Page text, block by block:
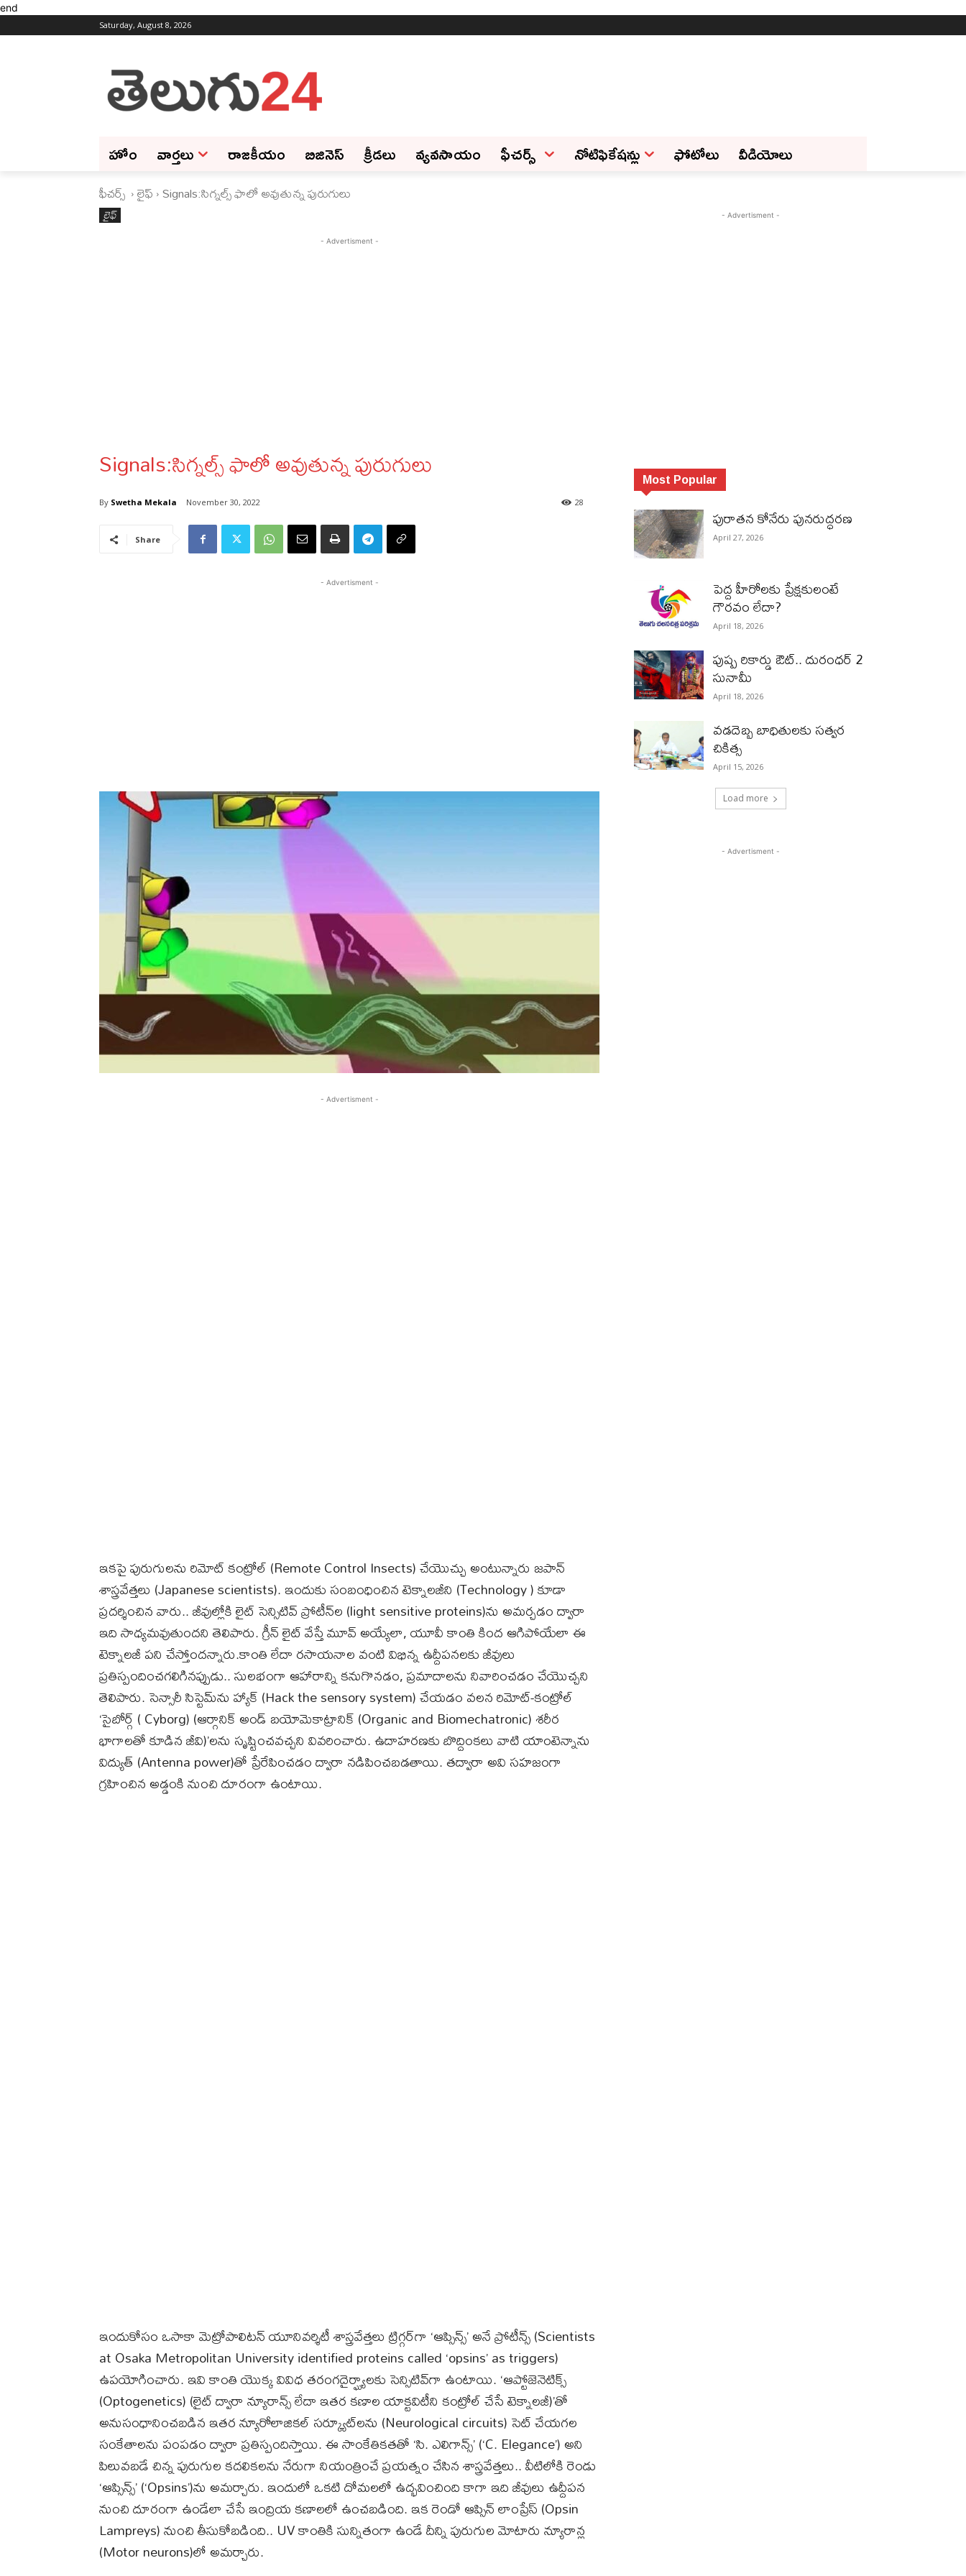
end
Saturday, August 8, 2026
హోం వార్తలు రాజకీయం బిజినెస్‌ క్రీడలు వ్యవసాయం ఫీచ‌ర్స్ ‌ నోటిఫికేషన్లు ఫోటోలు వీడియోలు
ఫీచ‌ర్స్ ‌ లైఫ్‌ Signals:సిగ్నల్స్ ఫాలో అవుతున్న పురుగులు
లైఫ్‌
- Advertisment -
Signals:సిగ్నల్స్ ఫాలో అవుతున్న పురుగులు
By Swetha Mekala November 30, 2022 28
Share
- Advertisment -
- Advertisment -
ఇకపై పురుగులను రిమోట్ కంట్రోల్ (Remote Control Insects) చేయొచ్చు అంటున్నారు జపాన్
శాస్త్రవేత్తలు (Japanese scientists). ఇందుకు సంబంధించిన టెక్నాలజీని (Technology ) కూడా
ప్రదర్శించిన వారు.. జీవుల్లోకి లైట్ సెన్సిటివ్ ప్రోటీన్‌ల (light sensitive proteins)ను అమర్చడం ద్వారా
ఇది సాధ్యమవుతుందని తెలిపారు. గ్రీన్ లైట్‌ వేస్తే మూవ్ అయ్యేలా, యూవీ కాంతి కింద ఆగిపోయేలా ఈ
టెక్నాలజీ పని చేస్తోందన్నారు.కాంతి లేదా రసాయనాల వంటి విభిన్న ఉద్దీపనలకు జీవులు
ప్రతిస్పందించగలిగినప్పుడు.. సులభంగా ఆహారాన్ని కనుగొనడం, ప్రమాదాలను నివారించడం చేయొచ్చని
తెలిపారు. సెన్సారీ సిస్టెమ్‌ను హ్యాక్ (Hack the sensory system) చేయడం వలన రిమోట్-కంట్రోల్
‘సైబోర్గ్‌ ( Cyborg) (ఆర్గానిక్ అండ్ బయోమెకాట్రానిక్ (Organic and Biomechatronic) శరీర
భాగాలతో కూడిన జీవి)’లను సృష్టించవచ్చని వివరించారు. ఉదాహరణకు బొద్దింకలు వాటి యాంటెన్నాను
విద్యుత్‌ (Antenna power)తో ప్రేరేపించడం ద్వారా నడిపించబడతాయి. తద్వారా అవి సహజంగా
గ్రహించిన అడ్డంకి నుంచి దూరంగా ఉంటాయి.
ఇందుకోసం ఒసాకా మెట్రోపాలిటన్ యూనివర్శిటీ శాస్త్రవేత్తలు ట్రిగ్గర్‌గా ‘ఆప్సిన్స్’ అనే ప్రోటీన్స్ (Scientists
at Osaka Metropolitan University identified proteins called ‘opsins’ as triggers)
ఉపయోగించారు. ఇవి కాంతి యొక్క వివిధ తరంగదైర్ఘ్యాలకు సెన్సిటివ్‌గా ఉంటాయి. ‘ఆప్టోజెనెటిక్స్
(Optogenetics) (లైట్ ద్వారా న్యూరాన్స్ లేదా ఇతర కణాల యాక్టవిటీని కంట్రోల్ చేసే టెక్నాలజీ)’తో
అనుసంధానించబడిన ఇతర న్యూరోలాజికల్ సర్క్యూట్‌లను (Neurological circuits) సెట్ చేయగల
సంకేతాలను పంపడం ద్వారా ప్రతిస్పందిస్తాయి. ఈ సాంకేతికతతో ‘సి. ఎలిగాన్స్’ (‘C. Elegance’) అని
పిలువబడే చిన్న పురుగుల కదలికలను నేరుగా నియంత్రించే ప్రయత్నం చేసిన శాస్త్రవేత్తలు.. వీటిలోకి రెండు
‘ఆప్సిన్స్’ (‘Opsins’)ను అమర్చారు. ఇందులో ఒకటి దోమలలో ఉద్భవించింది కాగా ఇది జీవులు ఉద్దీపన
నుంచి దూరంగా ఉండేలా చేసే ఇంద్రియ కణాలలో ఉంచబడింది. ఇక రెండో ఆప్సిన్ లాంప్రేస్ (Opsin
Lampreys) నుంచి తీసుకోబడింది.. UV కాంతికి సున్నితంగా ఉండే దీన్ని పురుగుల మోటారు న్యూరాన్ల
(Motor neurons)లో అమర్చారు.
- Advertisment -
Most Popular
పురాత‌న కోనేరు పున‌రుద్ధ‌ర‌ణ
April 27, 2026
పెద్ద హీరోల‌కు ప్రేక్ష‌కులంటే
గౌర‌వం లేదా?
April 18, 2026
పుష్ప రికార్డు ఔట్‌.. దురంధ‌ర్ 2
సునామీ
April 18, 2026
వడదెబ్బ బాధితులకు సత్వర
చికిత్స
April 15, 2026
Load more
- Advertisment -